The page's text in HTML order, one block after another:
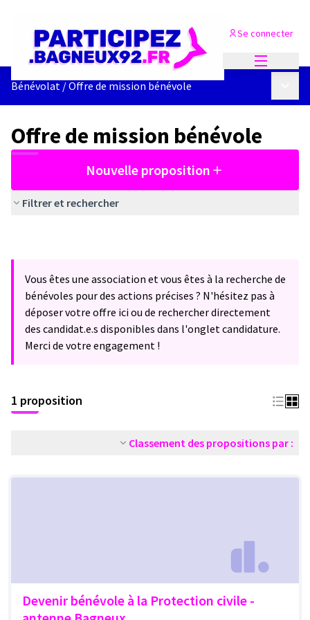
Se connecter
Bénévolat /Offre de mission bénévole
Offre de mission bénévole
Nouvelle proposition
Filtrer et rechercher
Vous êtes une association et vous êtes à la recherche de
bénévoles pour des actions précises ? N'hésitez pas à
déposer votre offre ici ou de rechercher directement
des candidat.e.s disponibles dans l'onglet candidature.
Merci de votre engagement !
1 proposition
Classement des propositions par :
Devenir bénévole à la Protection civile -